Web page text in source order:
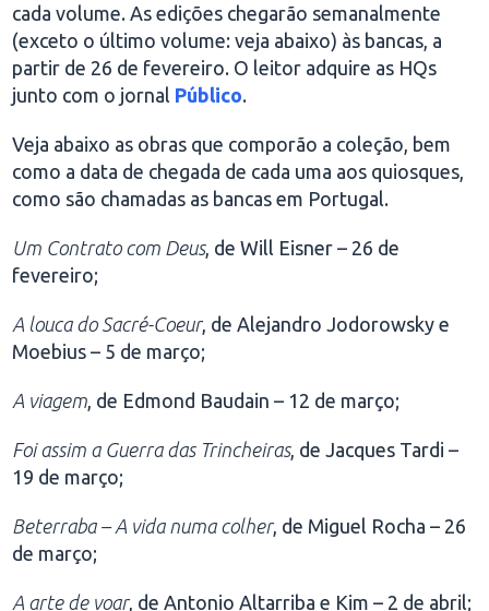
cada volume. As edições chegarão semanalmente
(exceto o último volume: veja abaixo) às bancas, a
partir de 26 de fevereiro. O leitor adquire as HQs
junto com o jornal Público.
Veja abaixo as obras que comporão a coleção, bem
como a data de chegada de cada uma aos quiosques,
como são chamadas as bancas em Portugal.
Um Contrato com Deus, de Will Eisner – 26 de
fevereiro;
A louca do Sacré-Coeur, de Alejandro Jodorowsky e
Moebius – 5 de março;
A viagem, de Edmond Baudain – 12 de março;
Foi assim a Guerra das Trincheiras, de Jacques Tardi –
19 de março;
Beterraba – A vida numa colher, de Miguel Rocha – 26
de março;
A arte de voar, de Antonio Altarriba e Kim – 2 de abril;